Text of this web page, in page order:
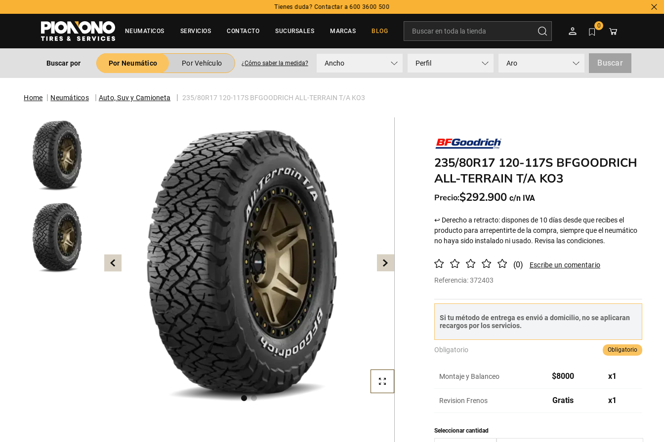
Tienes duda? Contactar a 600 3600 500
NEUMATICOS SERVICIOS CONTACTO SUCURSALES MARCAS BLOG
0
Buscar por Por Neumático Por Vehículo ¿Cómo saber la medida? Ancho Perfil Aro Buscar
Neumáticos Auto, Suv y Camioneta 235/80R17 120-117S BFGOODRICH ALL-TERRAIN T/A KO3
235/80R17 120-117S BFGOODRICH
ALL-TERRAIN T/A KO3
Precio:$292.900
↩ Derecho a retracto: dispones de 10 días desde que recibes el
producto para arrepentirte de la compra, siempre que el neumático
no haya sido instalado ni usado. Revisa las condiciones.
(0)
Referencia:372403
Si tu método de entrega es envió a domicilio, no se aplicaran
recargos por los servicios.
Obligatorio Obligatorio
Montaje y Balanceo $8000 x1
Revision Frenos Gratis x1
TÉRMINOS MÁS BUSCADOS
. neumatico
3 . 195
5. 245